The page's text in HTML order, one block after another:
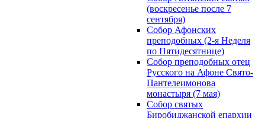
(воскресенье после 7
сентября)
Собор Афонских
преподобных (2-я Неделя
по Пятидесятнице)
Собор преподобных отец
Русского на Афоне Свято-
Пантелеимонова
монастыря (7 мая)
Собор святых
Биробиджанской епархии